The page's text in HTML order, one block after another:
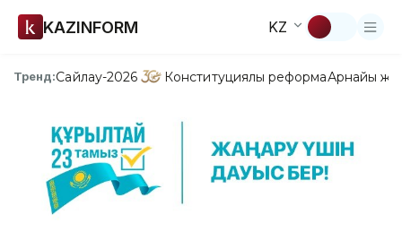
KAZINFORM KZ
Тренд:Сайлау-2026 Конституциялық реформаАрнайы